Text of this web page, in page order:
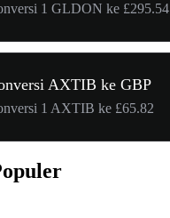
1 GLDON ke £295.54
AXTIB ke GBP
1 AXTIB ke £65.82